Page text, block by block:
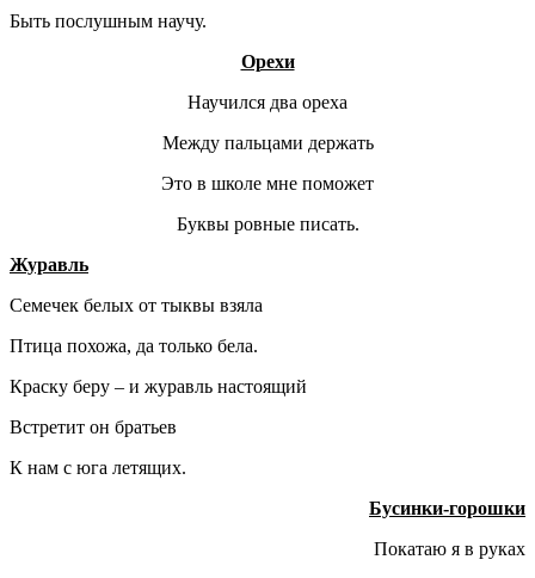
Быть послушным научу.
Орехи
Научился два ореха
Между пальцами держать
Это в школе мне поможет
Буквы ровные писать.
Журавль
Семечек белых от тыквы взяла
Птица похожа, да только бела.
Краску беру – и журавль настоящий
Встретит он братьев
К нам с юга летящих.
Бусинки-горошки
Покатаю я в руках